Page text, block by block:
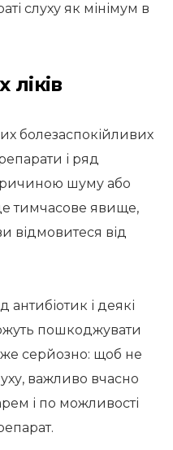
слуху як мінімум в
болезаспокійливих
і ряд
шуму або
тимчасове явище,
відмовитеся від
і деякі
пошкоджувати
серйозно: щоб не
важливо вчасно
і по можливості